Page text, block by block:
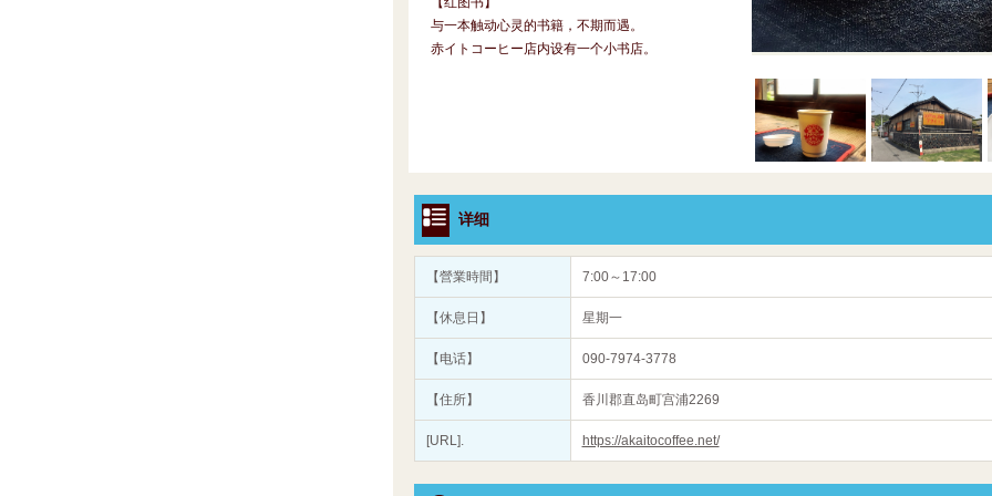
与一本触动心灵的书籍，不期而遇。
赤イトコーヒー店内设有一个小书店。
详细
【營業時間】 7:00～17:00
【休息日】 星期一
【电话】 090-7974-3778
【住所】 香川郡直岛町宫浦2269
[URL]. https://akaitocoffee.net/